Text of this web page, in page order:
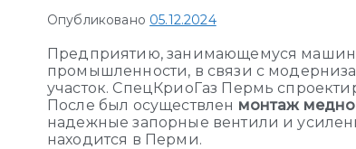
Опубликовано 05.12.2024
Предприятию, занимающемуся
промышленности, в связи с
участок. СпецКриоГаз Пермь
После был осуществлен монтаж
надежные запорные вентили и
находится в Перми.